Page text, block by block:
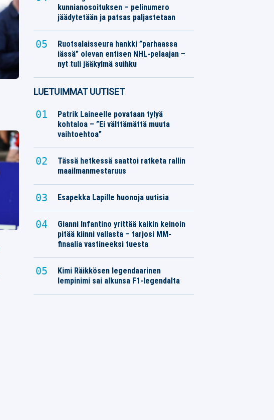
kunnianosoituksen – pelinumero
jäädytetään ja patsas paljastetaan
Ruotsalaisseura hankki ”parhaassa
iässä” olevan entisen NHL-pelaajan –
nyt tuli jääkylmä suihku
LUETUIMMAT UUTISET
Patrik Laineelle povataan tylyä
kohtaloa – ”Ei välttämättä muuta
vaihtoehtoa”
Tässä hetkessä saattoi ratketa rallin
maailmanmestaruus
Esapekka Lapille huonoja uutisia
Gianni Infantino yrittää kaikin keinoin
pitää kiinni vallasta – tarjosi MM-
finaalia vastineeksi tuesta
Kimi Räikkösen legendaarinen
lempinimi sai alkunsa F1-legendalta